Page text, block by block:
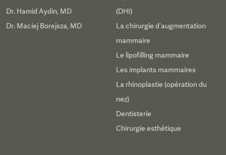
Dr. Hamid Aydin, MD
Dr. Maciej Borejsza, MD
(DHI)
La chirurgie d’augmentation
mammaire
Le lipofilling mammaire
Les implants mammaires
La rhinoplastie (opération du
nez)
Dentisterie
Chirurgie esthétique